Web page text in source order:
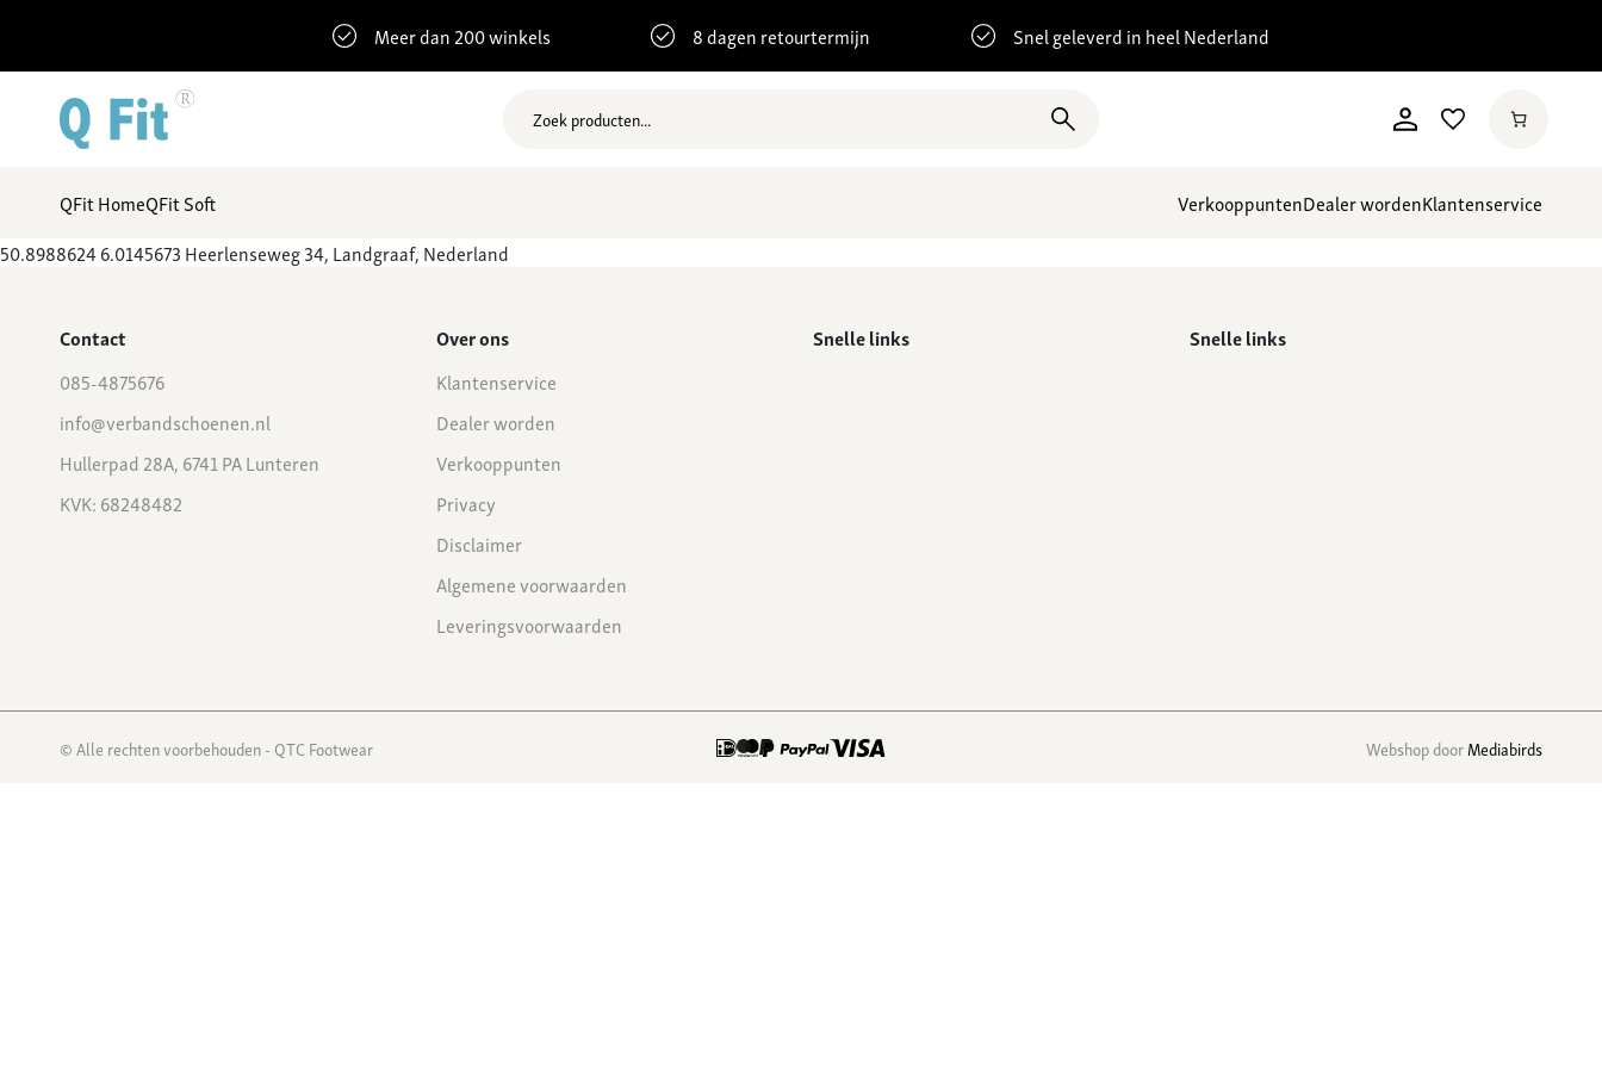
Meer dan 200 winkels 8 dagen retourtermijn Snel geleverd in heel Nederland
QFit HomeQFit Soft VerkooppuntenDealer wordenKlantenservice
50.8988624 6.0145673 Heerlenseweg 34, Landgraaf, Nederland
Contact
085-4875676
info@verbandschoenen.nl
Hullerpad 28A, 6741 PA Lunteren
KVK: 68248482
Over ons
Klantenservice
Dealer worden
Verkooppunten
Privacy
Disclaimer
Algemene voorwaarden
Leveringsvoorwaarden
Snelle links Snelle links
© Alle rechten voorbehouden - QTC Footwear Webshop doorMediabirds